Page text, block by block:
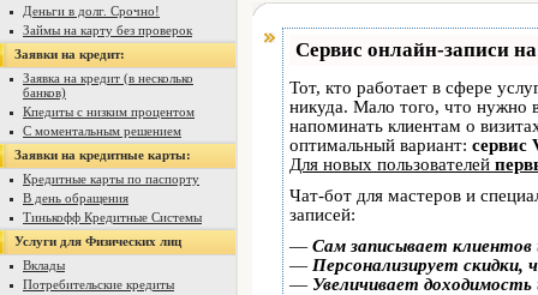
Деньги в долг. Срочно!
Займы на карту без проверок
Заявки на кредит:
Заявка на кредит (в несколько
банков)
Кпедиты с низким процентом
С моментальным решением
Заявки на кредитные карты:
Кредитные карты по паспорту
В день обращения
Тинькофф Кредитные Системы
Услуги для Физических лиц
Вклады
Потребительские кредиты
Сервис онлайн-записи
Тот, кто работает в сфере
никуда. Мало того, что нужно
напоминать клиентам о
оптимальный вариант: сервис
Для новых пользователей
Чат-бот для мастеров и
записей:
— Сам записывает
— Персонализирует скидки,
— Увеличивает